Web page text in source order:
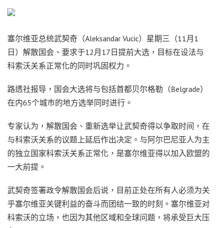
塞尔维亚总统武契奇（Aleksandar Vucic）星期三（11月1
日）解散国会、要求于12月17日提前大选，目标在设法与
科索沃关系正常化的同时巩固权力。
路透社报导，国会大选将与包括首都贝尔格勒（Belgrade）
在内65个城巿的地方选举同时进行。
专家认为，解散国会、重新选举让武契奇得以争取时间，在
与科索沃关系的议题上延后作出决定。与阿尔巴尼亚人为主
的独立国家科索沃关系正常化，是塞尔维亚得以加入欧盟的
一大前提。
武契奇签署政令解散国会后说，目前正处在所有人必须为关
乎塞尔维亚关键利益的奋斗而团结一致的时刻。塞尔维亚对
科索沃的立场，也因为其他区域和全球问题，将承受巨大压